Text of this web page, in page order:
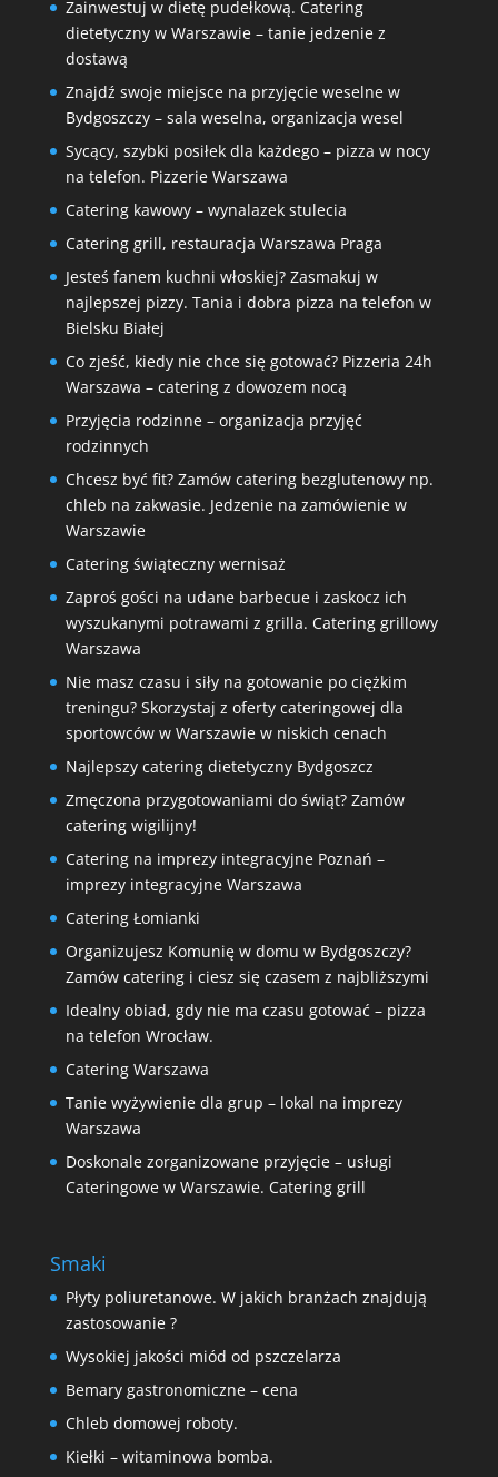
Zainwestuj w dietę pudełkową. Catering
dietetyczny w Warszawie – tanie jedzenie z
dostawą
Znajdź swoje miejsce na przyjęcie weselne w
Bydgoszczy – sala weselna, organizacja wesel
Sycący, szybki posiłek dla każdego – pizza w nocy
na telefon. Pizzerie Warszawa
Catering kawowy – wynalazek stulecia
Catering grill, restauracja Warszawa Praga
Jesteś fanem kuchni włoskiej? Zasmakuj w
najlepszej pizzy. Tania i dobra pizza na telefon w
Bielsku Białej
Co zjeść, kiedy nie chce się gotować? Pizzeria 24h
Warszawa – catering z dowozem nocą
Przyjęcia rodzinne – organizacja przyjęć
rodzinnych
Chcesz być fit? Zamów catering bezglutenowy np.
chleb na zakwasie. Jedzenie na zamówienie w
Warszawie
Catering świąteczny wernisaż
Zaproś gości na udane barbecue i zaskocz ich
wyszukanymi potrawami z grilla. Catering grillowy
Warszawa
Nie masz czasu i siły na gotowanie po ciężkim
treningu? Skorzystaj z oferty cateringowej dla
sportowców w Warszawie w niskich cenach
Najlepszy catering dietetyczny Bydgoszcz
Zmęczona przygotowaniami do świąt? Zamów
catering wigilijny!
Catering na imprezy integracyjne Poznań –
imprezy integracyjne Warszawa
Catering Łomianki
Organizujesz Komunię w domu w Bydgoszczy?
Zamów catering i ciesz się czasem z najbliższymi
Idealny obiad, gdy nie ma czasu gotować – pizza
na telefon Wrocław.
Catering Warszawa
Tanie wyżywienie dla grup – lokal na imprezy
Warszawa
Doskonale zorganizowane przyjęcie – usługi
Cateringowe w Warszawie. Catering grill
Smaki
Płyty poliuretanowe. W jakich branżach znajdują
zastosowanie ?
Wysokiej jakości miód od pszczelarza
Bemary gastronomiczne – cena
Chleb domowej roboty.
Kiełki – witaminowa bomba.